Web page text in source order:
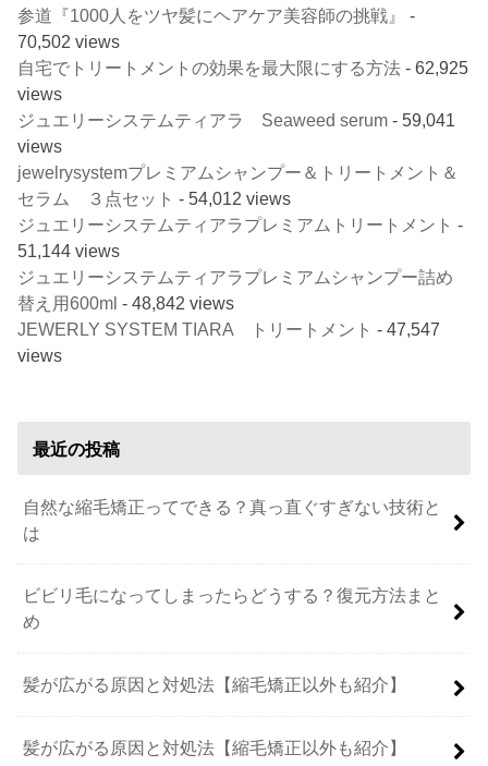
参道『1000人をツヤ髪にヘアケア美容師の挑戦』
-
70,502 views
自宅でトリートメントの効果を最大限にする方法 - 62,925
views
ジュエリーシステムティアラ Seaweed serum - 59,041
views
jewelrysystemプレミアムシャンプー＆トリートメント＆
セラム ３点セット - 54,012 views
ジュエリーシステムティアラプレミアムトリートメント -
51,144 views
ジュエリーシステムティアラプレミアムシャンプー詰め
替え用600ml - 48,842 views
JEWERLY SYSTEM TIARA トリートメント - 47,547
views
最近の投稿
自然な縮毛矯正ってできる？真っ直ぐすぎない技術と
は
ビビリ毛になってしまったらどうする？復元方法まと
め
髪が広がる原因と対処法【縮毛矯正以外も紹介】
髪が広がる原因と対処法【縮毛矯正以外も紹介】